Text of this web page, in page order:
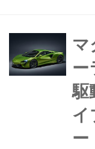
開
マ
ー
駆
イ
ー